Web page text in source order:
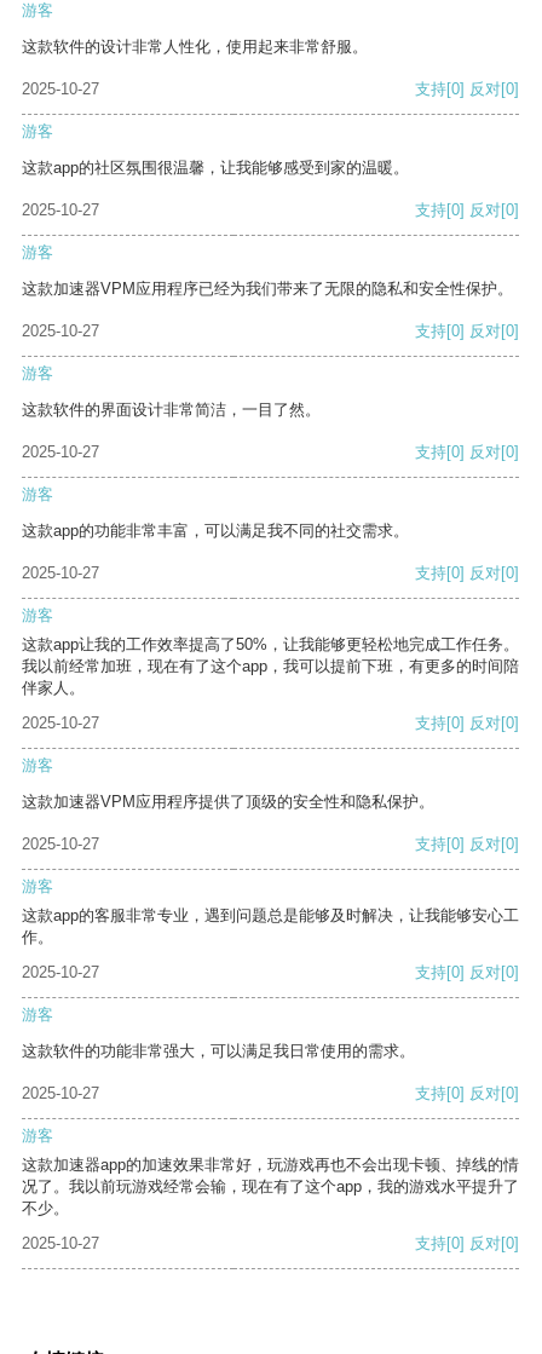
游客
这款软件的设计非常人性化，使用起来非常舒服。
2025-10-27 支持[0] 反对[0]
游客
这款app的社区氛围很温馨，让我能够感受到家的温暖。
2025-10-27 支持[0] 反对[0]
游客
这款加速器VPM应用程序已经为我们带来了无限的隐私和安全性保护。
2025-10-27 支持[0] 反对[0]
游客
这款软件的界面设计非常简洁，一目了然。
2025-10-27 支持[0] 反对[0]
游客
这款app的功能非常丰富，可以满足我不同的社交需求。
2025-10-27 支持[0] 反对[0]
游客
这款app让我的工作效率提高了50%，让我能够更轻松地完成工作任务。
我以前经常加班，现在有了这个app，我可以提前下班，有更多的时间陪
伴家人。
2025-10-27
支持[0] 反对[0]
游客
这款加速器VPM应用程序提供了顶级的安全性和隐私保护。
2025-10-27 支持[0] 反对[0]
游客
这款app的客服非常专业，遇到问题总是能够及时解决，让我能够安心工
作。
2025-10-27
支持[0] 反对[0]
游客
这款软件的功能非常强大，可以满足我日常使用的需求。
2025-10-27 支持[0] 反对[0]
游客
这款加速器app的加速效果非常好，玩游戏再也不会出现卡顿、掉线的情
况了。我以前玩游戏经常会输，现在有了这个app，我的游戏水平提升了
不少。
2025-10-27
支持[0] 反对[0]